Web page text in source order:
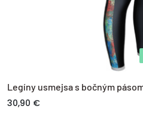
Legíny usmejsa s bočným
30,90 €